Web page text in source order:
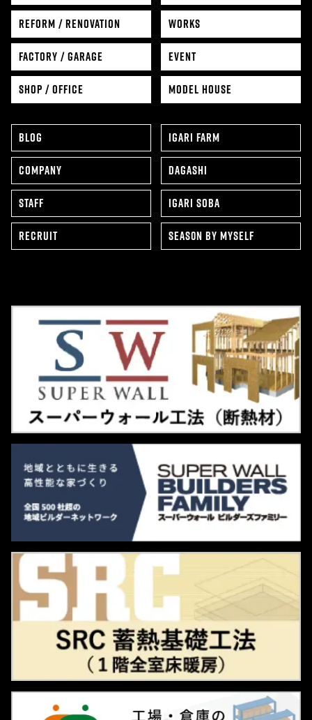
REFORM / RENOVATION
WORKS
FACTORY / GARAGE
EVENT
SHOP / OFFICE
MODEL HOUSE
BLOG
IGARI FARM
COMPANY
DAGASHI
STAFF
IGARI SOBA
RECRUIT
SEAS0N BY MYSELF